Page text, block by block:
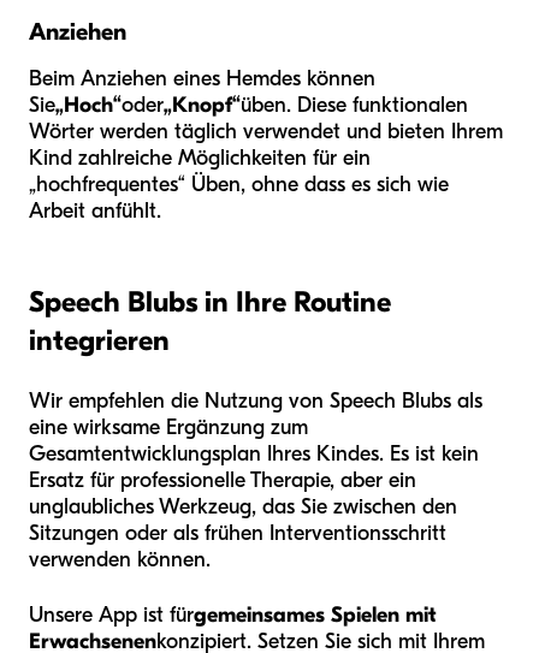
Anziehen
Beim Anziehen eines Hemdes können
Sie„Hoch“oder„Knopf“üben. Diese funktionalen
Wörter werden täglich verwendet und bieten Ihrem
Kind zahlreiche Möglichkeiten für ein
„hochfrequentes“ Üben, ohne dass es sich wie
Arbeit anfühlt.
Speech Blubs in Ihre Routine
integrieren
Wir empfehlen die Nutzung von Speech Blubs als
eine wirksame Ergänzung zum
Gesamtentwicklungsplan Ihres Kindes. Es ist kein
Ersatz für professionelle Therapie, aber ein
unglaubliches Werkzeug, das Sie zwischen den
Sitzungen oder als frühen Interventionsschritt
verwenden können.
Unsere App ist fürgemeinsames Spielen mit
Erwachsenenkonzipiert. Setzen Sie sich mit Ihrem